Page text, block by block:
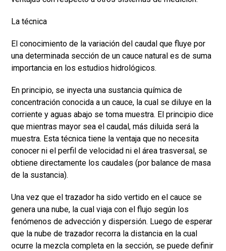
La técnica
El conocimiento de la variación del caudal que fluye por
una determinada sección de un cauce natural es de suma
importancia en los estudios hidrológicos.
En principio, se inyecta una sustancia química de
concentración conocida a un cauce, la cual se diluye en la
corriente y aguas abajo se toma muestra. El principio dice
que mientras mayor sea el caudal, más diluida será la
muestra. Esta técnica tiene la ventaja que no necesita
conocer ni el perfil de velocidad ni el área trasversal, se
obtiene directamente los caudales (por balance de masa
de la sustancia).
Una vez que el trazador ha sido vertido en el cauce se
genera una nube, la cual viaja con el flujo según los
fenómenos de advección y dispersión. Luego de esperar
que la nube de trazador recorra la distancia en la cual
ocurre la mezcla completa en la sección, se puede definir